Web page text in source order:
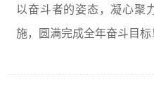
以奋斗者的姿态，凝心聚
施，圆满完成全年奋斗目标！